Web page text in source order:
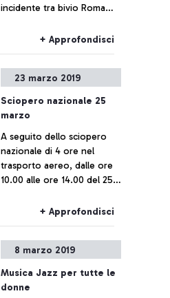
incidente tra bivio Roma
+ Approfondisci
23 marzo 2019
Sciopero nazionale 25
marzo
A seguito dello sciopero
nazionale di 4 ore nel
trasporto aereo, dalle ore
10.00 alle ore 14.00 del 25
potrebbero subire delle
modifiche.
+ Approfondisci
8 marzo 2019
Musica Jazz per tutte le
donne